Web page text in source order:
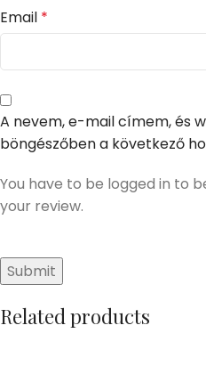
Email *
A nevem, e-mail címem, és
böngészőben a következő
You have to be logged in to
your review.
Related products